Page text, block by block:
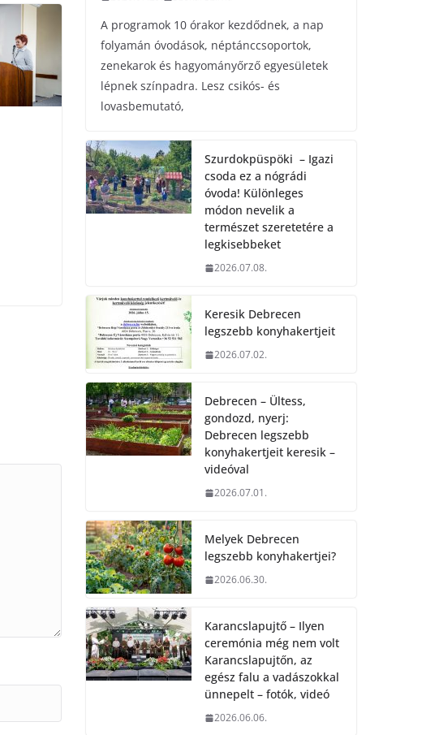
A programok 10 órakor kezdődnek, a nap
folyamán óvodások, néptánccsoportok,
zenekarok és hagyományőrző egyesületek
lépnek színpadra. Lesz csikós- és
lovasbemutató,
Szurdokpüspöki – Igazi
csoda ez a nógrádi
óvoda! Különleges
módon nevelik a
természet szeretetére a
legkisebbeket
2026.07.08.
Keresik Debrecen
legszebb konyhakertjeit
2026.07.02.
Debrecen – Ültess,
gondozd, nyerj:
Debrecen legszebb
konyhakertjeit keresik –
videóval
2026.07.01.
Melyek Debrecen
legszebb konyhakertjei?
2026.06.30.
Karancslapujtő – Ilyen
ceremónia még nem volt
Karancslapujtőn, az
egész falu a vadászokkal
ünnepelt – fotók, videó
2026.06.06.